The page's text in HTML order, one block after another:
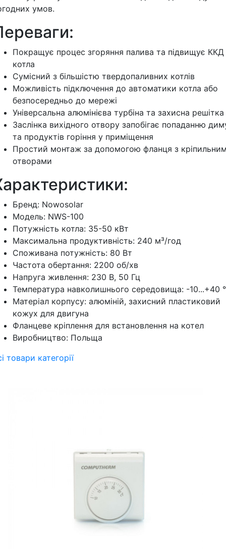
умов.
Покращує процес згоряння палива та підвищує ККД
котла
Сумісний з більшістю твердопаливних котлів
Можливість підключення до автоматики котла або
безпосередньо до мережі
Універсальна алюмінієва турбіна та захисна решітка
Заслінка вихідного отвору запобігає попаданню
та продуктів горіння у приміщення
Простий монтаж за допомогою фланця з
отворами
Бренд: Nowosolar
Модель: NWS-100
Потужність котла: 35-50 кВт
Максимальна продуктивність: 240 м³/год
Споживана потужність: 80 Вт
Частота обертання: 2200 об/хв
Напруга живлення: 230 В, 50 Гц
Температура навколишнього середовища: -10...+40
Матеріал корпусу: алюміній, захисний пластиковий
кожух для двигуна
Фланцеве кріплення для встановлення на котел
Виробництво: Польща
товари категорії